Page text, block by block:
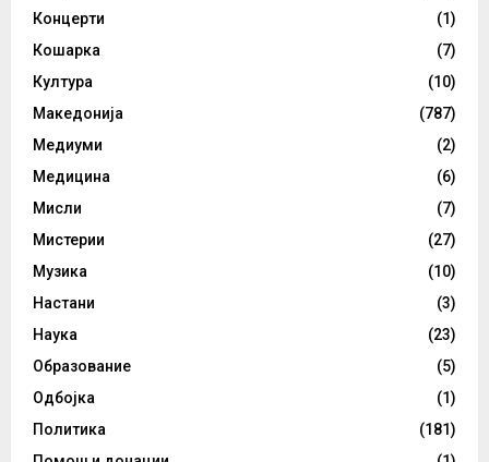
Концерти
(1)
Кошарка
(7)
Култура
(10)
Македонија
(787)
Медиуми
(2)
Медицина
(6)
Мисли
(7)
Мистерии
(27)
Музика
(10)
Настани
(3)
Наука
(23)
Образование
(5)
Одбојка
(1)
Политика
(181)